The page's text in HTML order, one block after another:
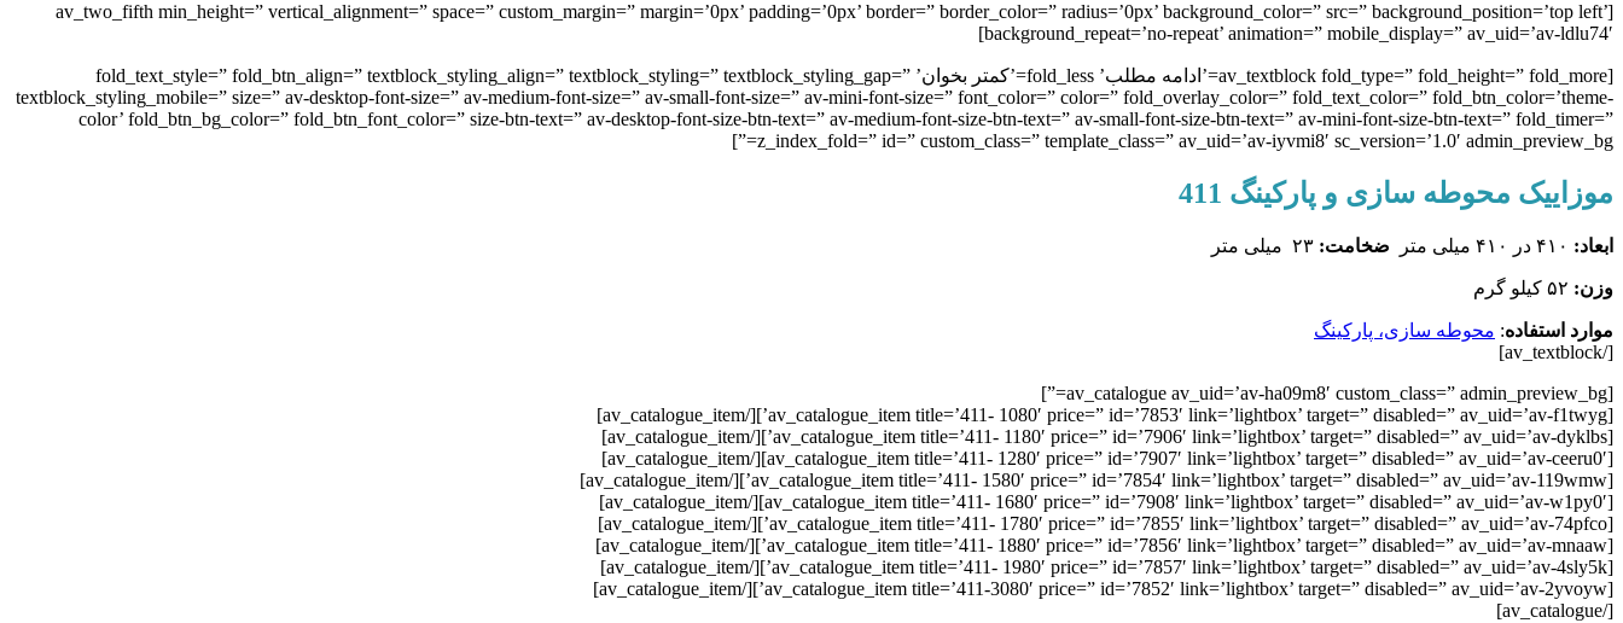
[av_two_fifth min_height=” vertical_alignment=” space=” custom_margin=” margin=’0px’ padding=’0px’ border=” border_color=” radius=’0px’ background_color=” src=” background_position=’top left’
background_repeat=’no-repeat’ animation=” mobile_display=” av_uid=’av-ldlu74′]
[av_textblock fold_type=” fold_height=” fold_more=’ادامه مطلب’ fold_less=’کمتر بخوان’ fold_text_style=” fold_btn_align=” textblock_styling_align=” textblock_styling=” textblock_styling_gap=”
textblock_styling_mobile=” size=” av-desktop-font-size=” av-medium-font-size=” av-small-font-size=” av-mini-font-size=” font_color=” color=” fold_overlay_color=” fold_text_color=” fold_btn_color=’theme-
color’ fold_btn_bg_color=” fold_btn_font_color=” size-btn-text=” av-desktop-font-size-btn-text=” av-medium-font-size-btn-text=” av-small-font-size-btn-text=” av-mini-font-size-btn-text=” fold_timer=”
z_index_fold=” id=” custom_class=” template_class=” av_uid=’av-iyvmi8′ sc_version=’1.0′ admin_preview_bg=”]
موزاییک محوطه سازی و پارکینگ 411
ابعاد: ضخامت:
وزن:
موارد استفاده: محوطه سازی، پارکینگ
[/av_textblock]
[av_catalogue av_uid=’av-ha09m8′ custom_class=” admin_preview_bg=”]
[av_catalogue_item title=’411- 1080′ price=” id=’7853′ link=’lightbox’ target=” disabled=” av_uid=’av-f1twyg’][/av_catalogue_item]
[av_catalogue_item title=’411- 1180′ price=” id=’7906′ link=’lightbox’ target=” disabled=” av_uid=’av-dyklbs’][/av_catalogue_item]
[av_catalogue_item title=’411- 1280′ price=” id=’7907′ link=’lightbox’ target=” disabled=” av_uid=’av-ceeru0′][/av_catalogue_item]
[av_catalogue_item title=’411- 1580′ price=” id=’7854′ link=’lightbox’ target=” disabled=” av_uid=’av-119wmw’][/av_catalogue_item]
[av_catalogue_item title=’411- 1680′ price=” id=’7908′ link=’lightbox’ target=” disabled=” av_uid=’av-w1py0′][/av_catalogue_item]
[av_catalogue_item title=’411- 1780′ price=” id=’7855′ link=’lightbox’ target=” disabled=” av_uid=’av-74pfco’][/av_catalogue_item]
[av_catalogue_item title=’411- 1880′ price=” id=’7856′ link=’lightbox’ target=” disabled=” av_uid=’av-mnaaw’][/av_catalogue_item]
[av_catalogue_item title=’411- 1980′ price=” id=’7857′ link=’lightbox’ target=” disabled=” av_uid=’av-4sly5k’][/av_catalogue_item]
[av_catalogue_item title=’411-3080′ price=” id=’7852′ link=’lightbox’ target=” disabled=” av_uid=’av-2yvoyw’][/av_catalogue_item]
[/av_catalogue]